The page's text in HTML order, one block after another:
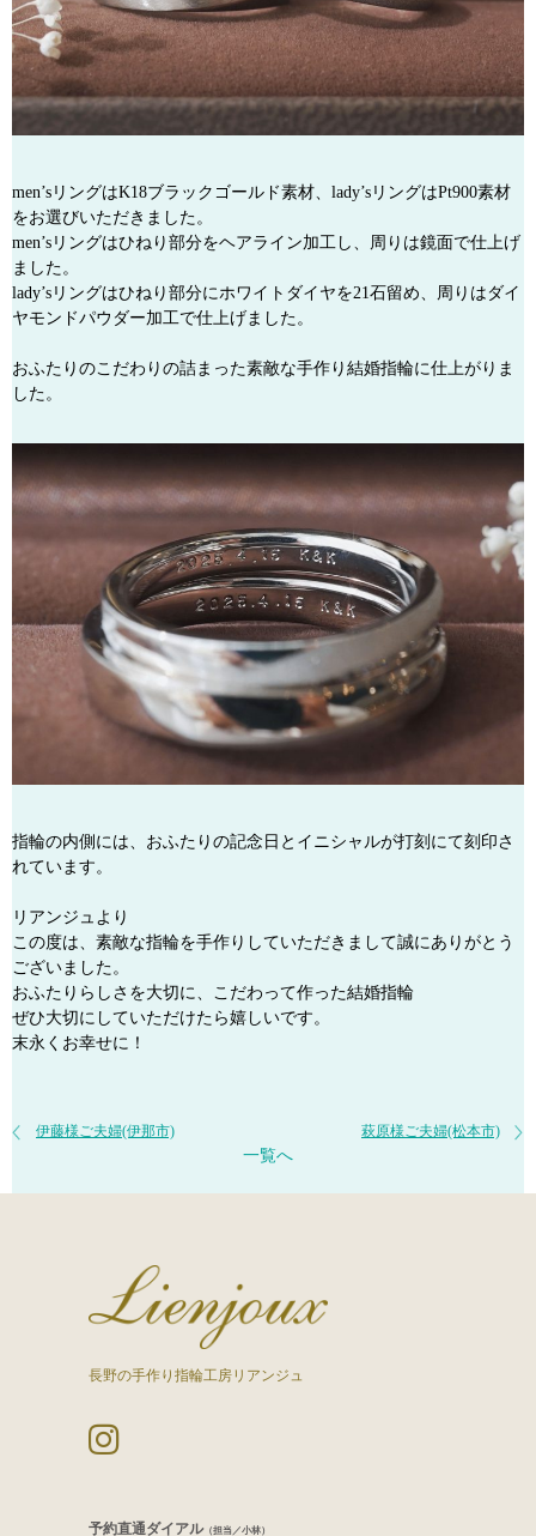
men’sリングはK18ブラックゴールド素材、lady’sリングはPt900素材
をお選びいただきました。
men’sリングはひねり部分をヘアライン加工し、周りは鏡面で仕上げ
ました。
lady’sリングはひねり部分にホワイトダイヤを21石留め、周りはダイ
ヤモンドパウダー加工で仕上げました。
おふたりのこだわりの詰まった素敵な手作り結婚指輪に仕上がりま
した。
指輪の内側には、おふたりの記念日とイニシャルが打刻にて刻印さ
れています。
リアンジュより
この度は、素敵な指輪を手作りしていただきまして誠にありがとう
ございました。
おふたりらしさを大切に、こだわって作った結婚指輪
ぜひ大切にしていただけたら嬉しいです。
末永くお幸せに！
伊藤様ご夫婦(伊那市) 萩原様ご夫婦(松本市)
一覧へ
長野の手作り指輪工房リアンジュ
予約直通ダイアル（担当／小林）